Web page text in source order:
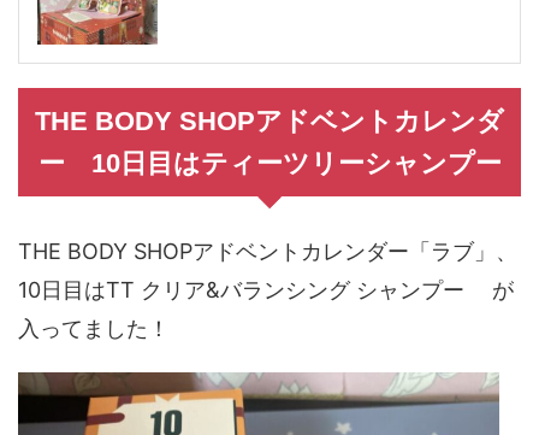
THE BODY SHOPアドベントカレンダ
ー 10日目はティーツリーシャンプー
THE BODY SHOPアドベントカレンダー「ラブ」、
10日目はTT クリア&バランシング シャンプー が
入ってました！